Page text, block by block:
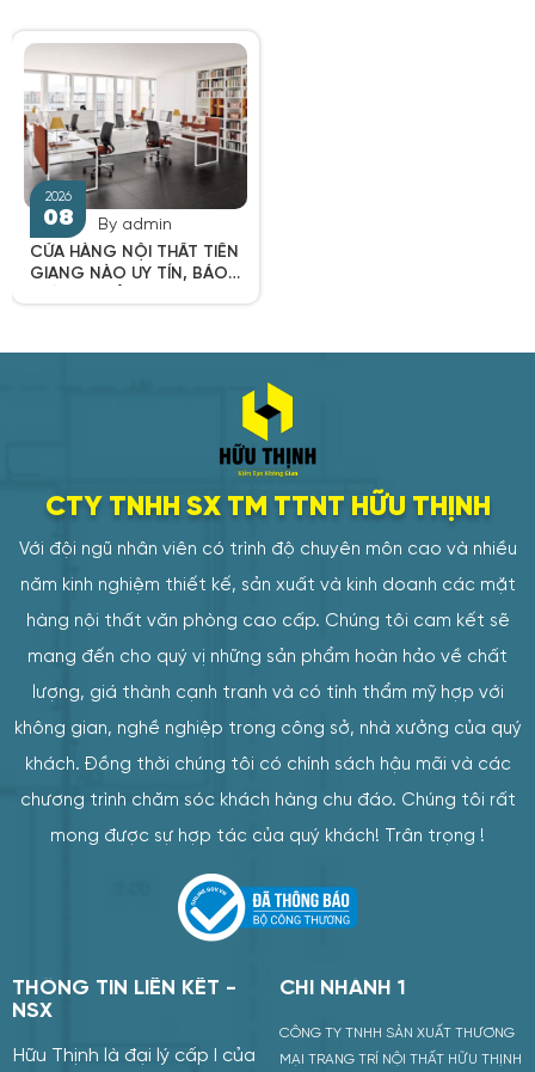
2026
08
2026 2026
08 08
SỐNG
By admin
CỬA HÀNG NỘI THẤT TIỀN
GIANG NÀO UY TÍN, BÁO
CTY TNHH SX TM TTNT HỮU THỊNH
Với đội ngũ nhân viên có trình độ chuyên môn cao và nhiều
năm kinh nghiệm thiết kế, sản xuất và kinh doanh các mặt
hàng nội thất văn phòng cao cấp. Chúng tôi cam kết sẽ
mang đến cho quý vị những sản phẩm hoàn hảo về chất
lượng, giá thành cạnh tranh và có tính thẩm mỹ hợp với
không gian, nghề nghiệp trong công sở, nhà xưởng của quý
khách. Đồng thời chúng tôi có chính sách hậu mãi và các
chương trình chăm sóc khách hàng chu đáo. Chúng tôi rất
mong được sự hợp tác của quý khách! Trân trọng !
THÔNG TIN LIÊN KẾT -
NSX
Hữu Thịnh là đại lý cấp I của
CHI NHÁNH 1
CÔNG TY TNHH SẢN XUẤT THƯƠNG
MẠI TRANG TRÍ NỘI THẤT HỮU THỊNH